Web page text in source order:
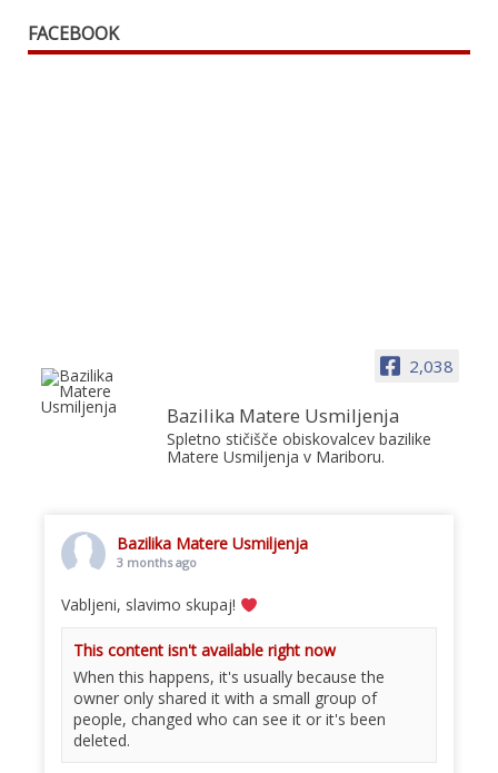
FACEBOOK
2,038
Bazilika Matere Usmiljenja
Spletno stičišče obiskovalcev bazilike
Matere Usmiljenja v Mariboru.
Bazilika Matere Usmiljenja
3 months ago
Vabljeni, slavimo skupaj!
This content isn't available right now
When this happens, it's usually because the
owner only shared it with a small group of
people, changed who can see it or it's been
deleted.